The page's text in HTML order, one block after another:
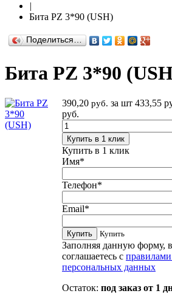
|
Бита РZ 3*90 (USH)
Поделиться…
Бита РZ 3*90
390,20 руб. за шт 433,55
руб.
Купить в 1 клик
Купить в 1 клик
Имя*
Телефон*
Email*
Купить Купить
Заполняя данную форму,
соглашаетесь с
персональных данных
Остаток: под заказ от 1